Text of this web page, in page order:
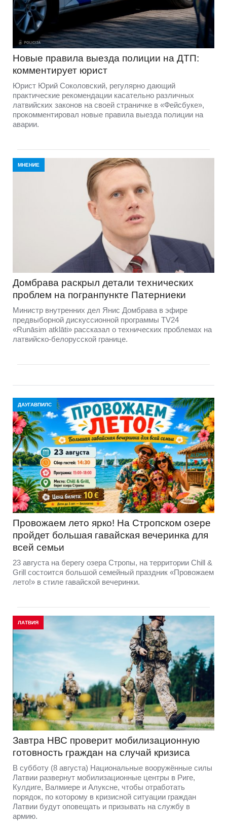
Новые правила выезда полиции на ДТП:
комментирует юрист
Юрист Юрий Соколовский, регулярно дающий
практические рекомендации касательно различных
латвийских законов на своей страничке в «Фейсбуке»,
прокомментировал новые правила выезда полиции на
аварии.
МНЕНИЕ
Домбравa раскрыл детали технических
проблем на погранпункте Патерниеки
Министр внутренних дел Янис Домбрава в эфире
предвыборной дискуссионной программы TV24
«Runāsim atklāti» рассказал о технических проблемах на
латвийско-белорусской границе.
ДАУГАВПИЛС
Провожаем лето ярко! На Стропском озере
пройдет большая гавайская вечеринка для
всей семьи
23 августа на берегу озера Стропы, на территории Chill &
Grill состоится большой семейный праздник «Провожаем
лето!» в стиле гавайской вечеринки.
ЛАТВИЯ
Завтра НВС проверит мобилизационную
готовность граждан на случай кризиса
В субботу (8 августа) Национальные вооружённые силы
Латвии развернут мобилизационные центры в Риге,
Кулдиге, Валмиере и Алуксне, чтобы отработать
порядок, по которому в кризисной ситуации граждан
Латвии будут оповещать и призывать на службу в
армию.